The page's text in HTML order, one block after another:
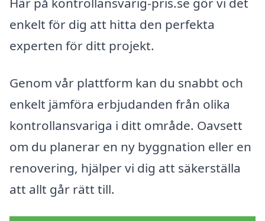
enkelt för dig att hitta den perfekta
experten för ditt projekt.
Genom vår plattform kan du snabbt och
enkelt jämföra erbjudanden från olika
kontrollansvariga i ditt område. Oavsett
om du planerar en ny byggnation eller en
renovering, hjälper vi dig att säkerställa
att allt går rätt till.